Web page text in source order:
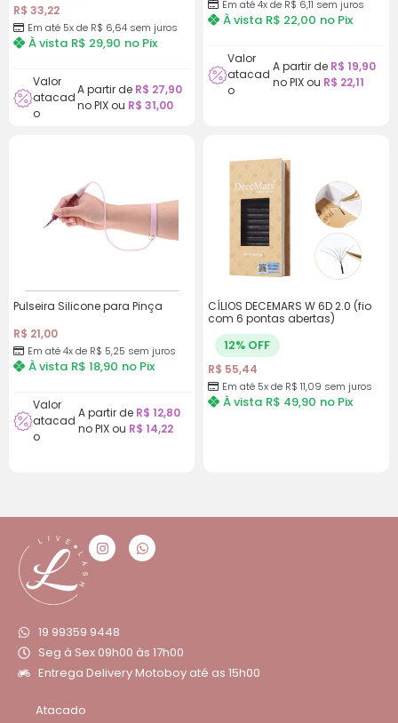
R$ 33,22
Em até 5x de R$ 6,64 sem juros
À vista R$ 29,90 no Pix
Valor
atacad
o
A partir de R$ 27,90
no PIX ou R$ 31,00
Em até 4x de R$ 6,11 sem juros
À vista R$ 22,00 no Pix
Valor
atacad
o
A partir de R$ 19,90
no PIX ou R$ 22,11
Pulseira Silicone para Pinça
R$ 21,00
Em até 4x de R$ 5,25 sem juros
À vista R$ 18,90 no Pix
Valor
atacad
o
A partir de R$ 12,80
no PIX ou R$ 14,22
CÍLIOS DECEMARS W 6D 2.0 (fio
com 6 pontas abertas)
12% OFF
R$ 55,44
Em até 5x de R$ 11,09 sem juros
À vista R$ 49,90 no Pix
19 99359 9448
Seg à Sex 09h00 às 17h00
Entrega Delivery Motoboy até as 15h00
Atacado